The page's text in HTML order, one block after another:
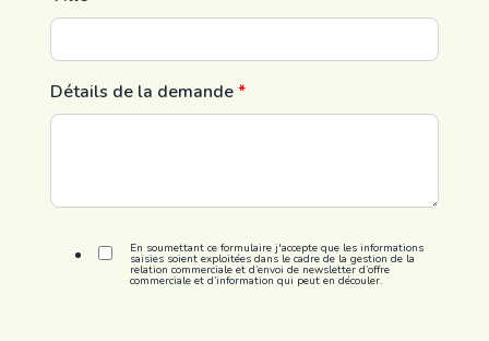
Détails de la demande*
En soumettant ce formulaire j'accepte que les informations
saisies soient exploitées dans le cadre de la gestion de la
relation commerciale et d’envoi de newsletter d’offre
commerciale et d’information qui peut en découler.